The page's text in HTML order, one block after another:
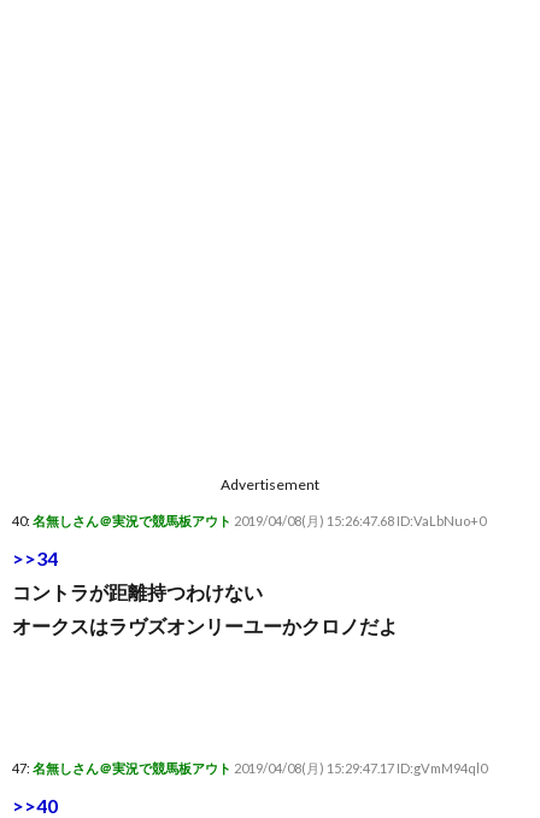
Advertisement
40: 名無しさん＠実況で競馬板アウト 2019/04/08(月) 15:26:47.68 ID:VaLbNuo+0
>>34
コントラが距離持つわけない
オークスはラヴズオンリーユーかクロノだよ
47: 名無しさん＠実況で競馬板アウト 2019/04/08(月) 15:29:47.17 ID:gVmM94ql0
>>40